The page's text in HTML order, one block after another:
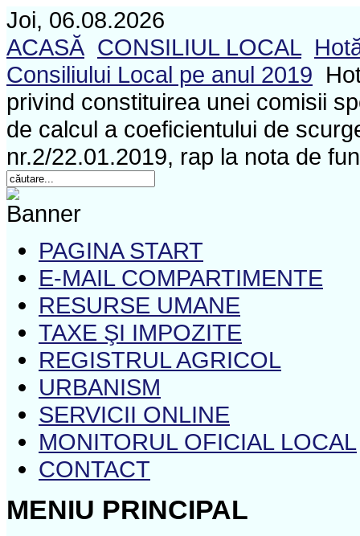
Joi, 06.08.2026
ACASĂ CONSILIUL LOCAL
Consiliului Local pe anul 2019
privind constituirea unei comisii
de calcul a coeficientului de
nr.2/22.01.2019, rap la nota de
PAGINA START
E-MAIL COMPARTIMENTE
RESURSE UMANE
TAXE ŞI IMPOZITE
REGISTRUL AGRICOL
URBANISM
SERVICII ONLINE
MONITORUL OFICIAL LOCAL
CONTACT
MENIU PRINCIPAL